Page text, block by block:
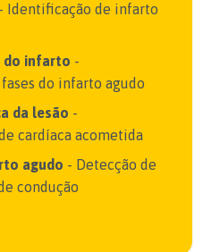
- Identificação de infarto
do infarto -
do infarto agudo
da lesão -
cardíaca acometida
agudo - Detecção de
condução